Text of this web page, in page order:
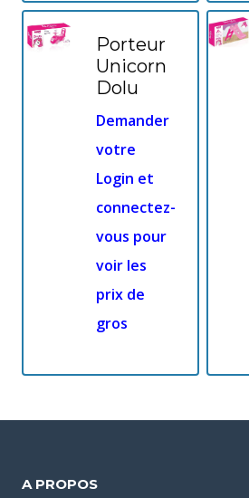
Porteur
Unicorn
Dolu
Demander
votre
Login et
connectez-
vous pour
voir les
prix de
gros
A PROPOS